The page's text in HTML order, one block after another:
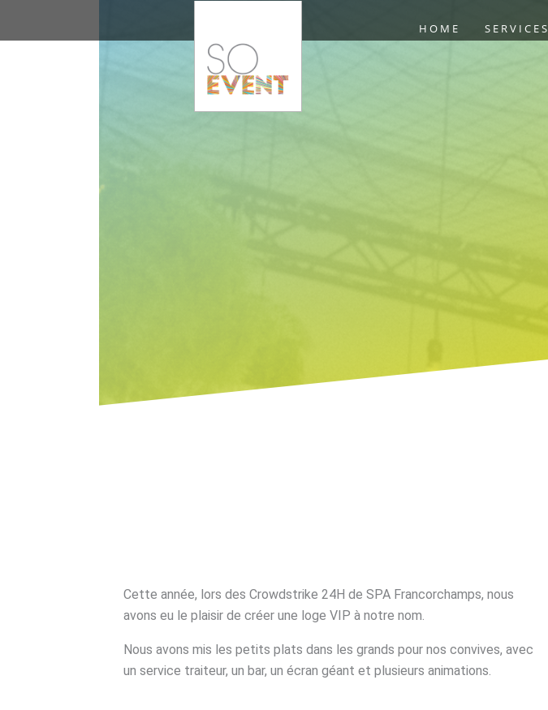
HOME SERVICES
Cette année, lors des Crowdstrike 24H de SPA Francorchamps, nous
avons eu le plaisir de créer une loge VIP à notre nom.
Nous avons mis les petits plats dans les grands pour nos convives, avec
un service traiteur, un bar, un écran géant et plusieurs animations.